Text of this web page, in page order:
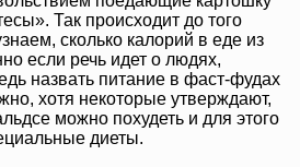
Так происходит до того
сколько калорий в еде из
если речь идет о людях,
назвать питание в фаст-фудах
хотя некоторые утверждают,
можно похудеть и для этого
диеты.